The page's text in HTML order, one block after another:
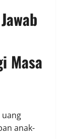
Masa
uang
anak-